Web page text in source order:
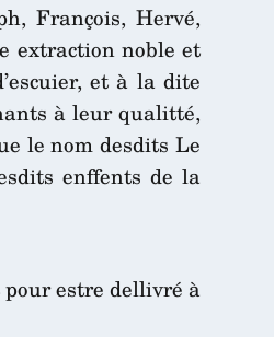
François, Hervé,
extraction noble et
et à la dite
à leur qualitté,
le nom desdits Le
enffents de la
estre dellivré à